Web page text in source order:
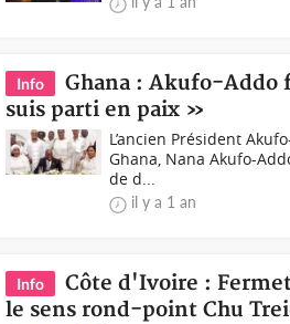
Info
Ghana : Akufo-Addo
suis parti en paix »
L’ancien Président
Ghana, Nana Akufo-
de d...
il y a 1 an
Info
Côte d'Ivoire :
le sens rond-point Chu